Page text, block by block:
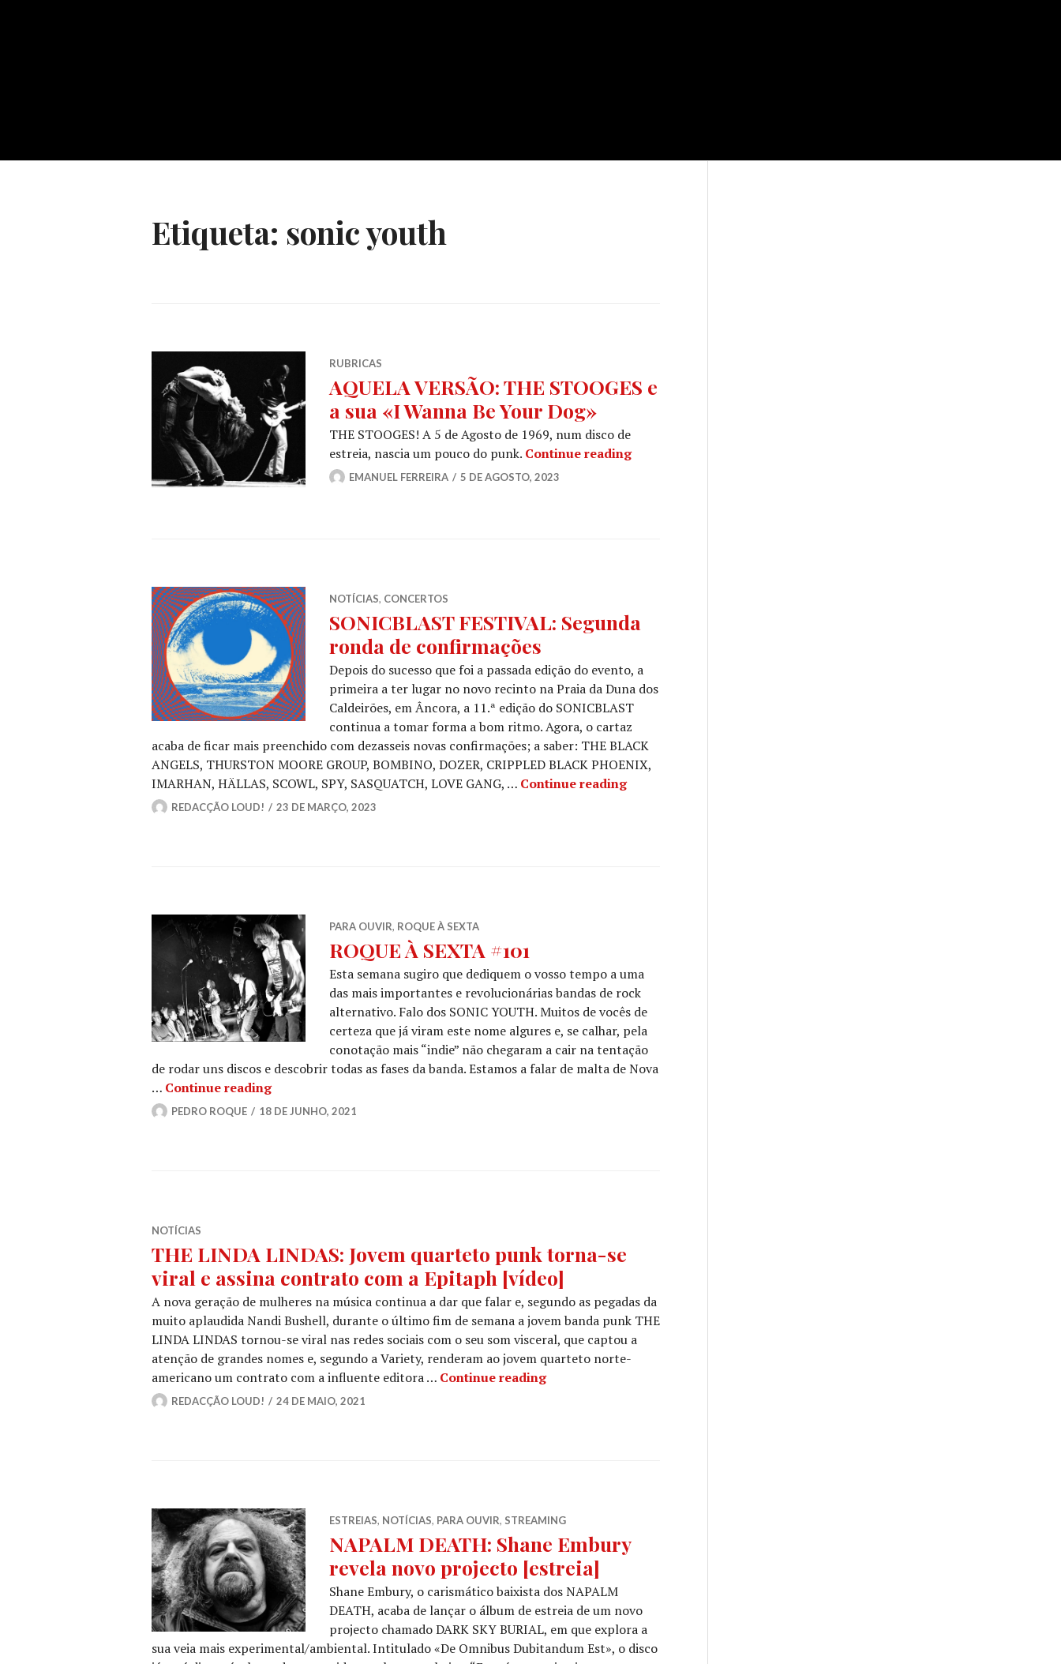
Etiqueta: sonic youth
RUBRICAS
AQUELA VERSÃO: THE STOOGES e
a sua «I Wanna Be Your Dog»
THE STOOGES! A 5 de Agosto de 1969, num disco de
estreia, nascia um pouco do punk. Continue readingAQUELA VERSÃO: THE STOOGES e a sua «I Wanna Be Your Dog»
EMANUEL FERREIRA 5 DE AGOSTO, 2023
NOTÍCIAS, CONCERTOS
SONICBLAST FESTIVAL: Segunda
ronda de confirmações
Depois do sucesso que foi a passada edição do evento, a
primeira a ter lugar no novo recinto na Praia da Duna dos
Caldeirões, em Âncora, a 11.ª edição do SONICBLAST
continua a tomar forma a bom ritmo. Agora, o cartaz
acaba de ficar mais preenchido com dezasseis novas confirmações; a saber: THE BLACK
ANGELS, THURSTON MOORE GROUP, BOMBINO, DOZER, CRIPPLED BLACK PHOENIX,
IMARHAN, HÄLLAS, SCOWL, SPY, SASQUATCH, LOVE GANG, … Continue readingSONICBLAST FESTIVAL: Segunda ronda de confirmações
REDACÇÃO LOUD! 23 DE MARÇO, 2023
PARA OUVIR, ROQUE À SEXTA
ROQUE À SEXTA #101
Esta semana sugiro que dediquem o vosso tempo a uma
das mais importantes e revolucionárias bandas de rock
alternativo. Falo dos SONIC YOUTH. Muitos de vocês de
certeza que já viram este nome algures e, se calhar, pela
conotação mais “indie” não chegaram a cair na tentação
de rodar uns discos e descobrir todas as fases da banda. Estamos a falar de malta de Nova
… Continue readingROQUE À SEXTA #101
PEDRO ROQUE 18 DE JUNHO, 2021
NOTÍCIAS
THE LINDA LINDAS: Jovem quarteto punk torna-se
viral e assina contrato com a Epitaph [vídeo]
A nova geração de mulheres na música continua a dar que falar e, segundo as pegadas da
muito aplaudida Nandi Bushell, durante o último fim de semana a jovem banda punk THE
LINDA LINDAS tornou-se viral nas redes sociais com o seu som visceral, que captou a
atenção de grandes nomes e, segundo a Variety, renderam ao jovem quarteto norte-
americano um contrato com a influente editora … Continue readingTHE LINDA LINDAS: Jovem quarteto punk torna-se viral e assina contrato com a
REDACÇÃO LOUD! 24 DE MAIO, 2021
ESTREIAS, NOTÍCIAS, PARA OUVIR, STREAMING
NAPALM DEATH: Shane Embury
revela novo projecto [estreia]
Shane Embury, o carismático baixista dos NAPALM
DEATH, acaba de lançar o álbum de estreia de um novo
projecto chamado DARK SKY BURIAL, em que explora a
sua veia mais experimental/ambiental. Intitulado «De Omnibus Dubitandum Est», o disco